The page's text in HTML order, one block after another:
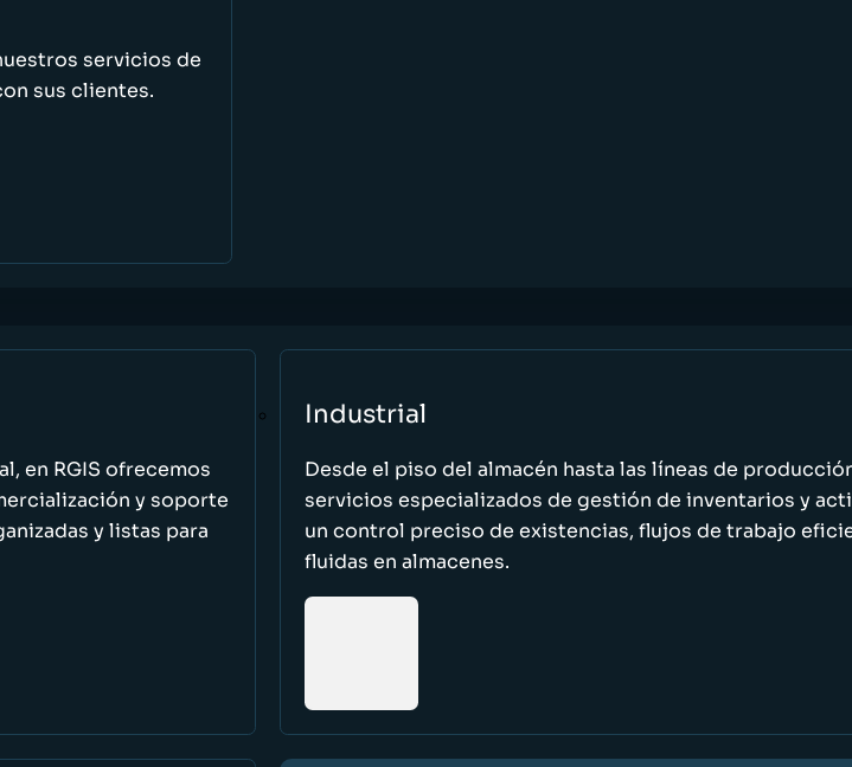
servicios de
sus clientes.
en RGIS ofrecemos
y soporte
y listas para
Industrial
Desde el piso del almacén hasta las líneas de
servicios especializados de gestión de inventarios y
un control preciso de existencias, flujos de trabajo
fluidas en almacenes.